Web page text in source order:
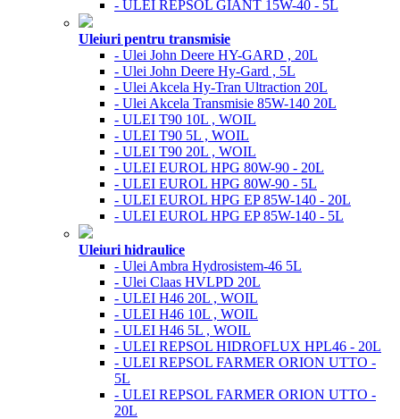
- ULEI REPSOL GIANT 15W-40 - 5L
Uleiuri pentru transmisie
- Ulei John Deere HY-GARD , 20L
- Ulei John Deere Hy-Gard , 5L
- Ulei Akcela Hy-Tran Ultraction 20L
- Ulei Akcela Transmisie 85W-140 20L
- ULEI T90 10L , WOIL
- ULEI T90 5L , WOIL
- ULEI T90 20L , WOIL
- ULEI EUROL HPG 80W-90 - 20L
- ULEI EUROL HPG 80W-90 - 5L
- ULEI EUROL HPG EP 85W-140 - 20L
- ULEI EUROL HPG EP 85W-140 - 5L
Uleiuri hidraulice
- Ulei Ambra Hydrosistem-46 5L
- Ulei Claas HVLPD 20L
- ULEI H46 20L , WOIL
- ULEI H46 10L , WOIL
- ULEI H46 5L , WOIL
- ULEI REPSOL HIDROFLUX HPL46 - 20L
- ULEI REPSOL FARMER ORION UTTO -
5L
- ULEI REPSOL FARMER ORION UTTO -
20L